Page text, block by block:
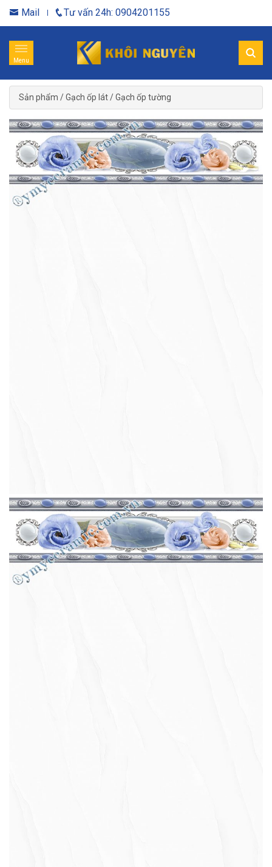
Mail Tư vấn 24h: 0904201155
Menu
Sản phẩm /Gạch ốp lát/Gạch ốp tường